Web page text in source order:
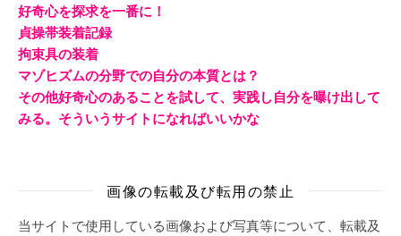
好奇心を探求を一番に！
貞操帯装着記録
拘束具の装着
マゾヒズムの分野での自分の本質とは？
その他好奇心のあることを試して、実践し自分を曝け出して
みる。そういうサイトになればいいかな
画像の転載及び転用の禁止
当サイトで使用している画像および写真等について、転載及